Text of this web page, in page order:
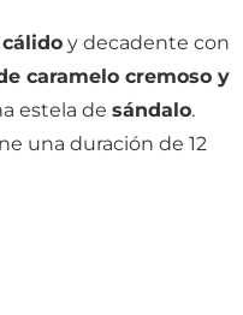
cálido y decadente con
caramelo cremoso y
estela de sándalo.
una duración de 12